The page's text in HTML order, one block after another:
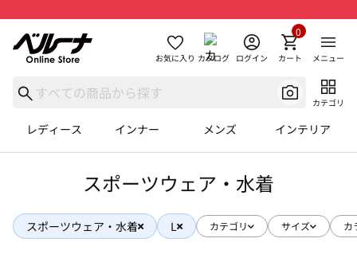
お気に入り カタログ ログイン カート
0
メニュー
カテゴリ
レディース インナー メンズ インテリア
スポーツウェア・水着
スポーツウェア・水着 L カテゴリ サイズ カ